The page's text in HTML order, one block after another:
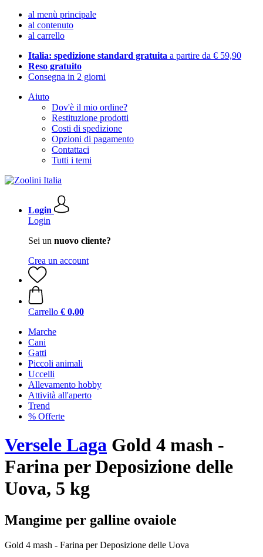
al menù principale
al contenuto
al carrello
Italia: spedizione standard gratuita a partire da € 59,90
Reso gratuito
Consegna in 2 giorni
Aiuto
Dov'è il mio ordine?
Restituzione prodotti
Costi di spedizione
Opzioni di pagamento
Contattaci
Tutti i temi
Login
Login
Sei un nuovo cliente?
Crea un account
Carrello € 0,00
Marche
Cani
Gatti
Piccoli animali
Uccelli
Allevamento hobby
Attività all'aperto
Trend
% Offerte
Versele Laga Gold 4 mash -
Farina per Deposizione delle
Uova, 5 kg
Mangime per galline ovaiole
Gold 4 mash - Farina per Deposizione delle Uova